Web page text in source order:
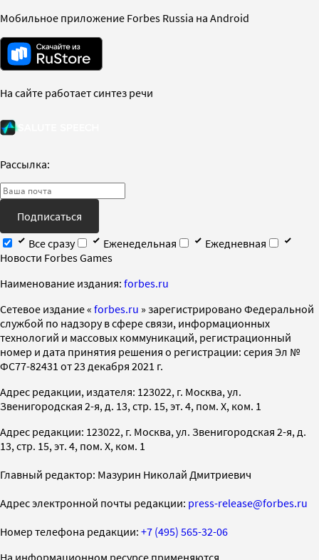
Мобильное приложение Forbes Russia на Android
На сайте работает синтез речи
Рассылка:
Подписаться
Все сразу
Еженедельная
Ежедневная
Новости Forbes Games
Наименование издания: forbes.ru
Cетевое издание « forbes.ru » зарегистрировано Федеральной
службой по надзору в сфере связи, информационных
технологий и массовых коммуникаций, регистрационный
номер и дата принятия решения о регистрации: серия Эл №
ФС77-82431 от 23 декабря 2021 г.
Адрес редакции, издателя: 123022, г. Москва, ул.
Звенигородская 2-я, д. 13, стр. 15, эт. 4, пом. X, ком. 1
Адрес редакции: 123022, г. Москва, ул. Звенигородская 2-я, д.
13, стр. 15, эт. 4, пом. X, ком. 1
Главный редактор: Мазурин Николай Дмитриевич
Адрес электронной почты редакции: press-release@forbes.ru
Номер телефона редакции: +7 (495) 565-32-06
На информационном ресурсе применяются